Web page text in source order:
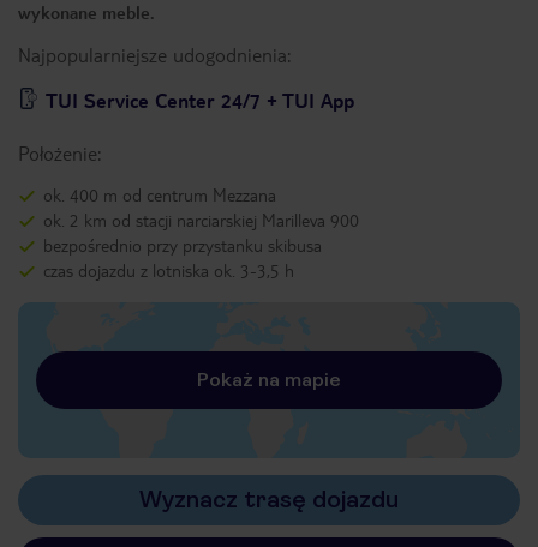
wykonane meble.
Najpopularniejsze udogodnienia:
TUI Service Center 24/7 + TUI App
Położenie:
ok. 400 m od centrum Mezzana
ok. 2 km od stacji narciarskiej Marilleva 900
bezpośrednio przy przystanku skibusa
czas dojazdu z lotniska ok. 3-3,5 h
Pokaż na mapie
Wyznacz trasę dojazdu